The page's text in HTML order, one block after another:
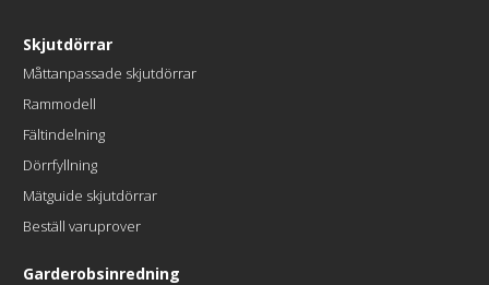
Skjutdörrar
Måttanpassade skjutdörrar
Rammodell
Fältindelning
Dörrfyllning
Mätguide skjutdörrar
Beställ varuprover
Garderobsinredning